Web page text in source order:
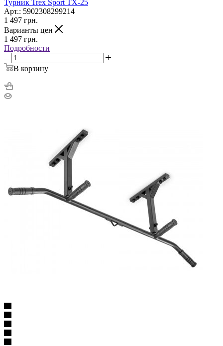
Турник Trex Sport TX-25
Арт.: 5902308299214
1 497 грн.
Варианты цен
1 497 грн.
Подробности
В корзину